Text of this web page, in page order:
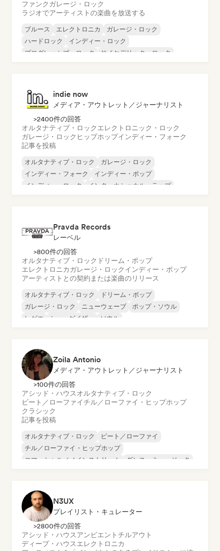
ファンクガレージ・ロック
ラジオでアーティストの楽曲を放送する
ブルース エレクトロニカ
ガレージ・ロック
ハードロック
インディー・ロック
プログレッシブ・ロック
サイケデリック・ロック
indie now
メディア・アウトレット／ジャーナリスト
>2400件の回答
オルタナティブ・ロックエレクトロニック・ロック
ガレージ・ロック ヒップホップインディー・フォーク
記事を投稿
オルタナティブ・ロック
ガレージ・ロック
インディー・フォーク
インディー・ポップ
インディー・ロック
インターナショナル・ラップ
Pravda Records
レーベル
>800件の回答
オルタナティブ・ロック ドリーム・ポップ
エレクトロニカガレージ・ロックインディー・ポップ
アーティストとの契約または楽曲のリリース
オルタナティブ・ロック
ドリーム・ポップ
ガレージ・ロック
ニューウェーブ
ポップ・ソウル
レゲエ
シューゲイザー ソウル
Zoila Antonio
メディア・アウトレット／ジャーナリスト
>100件の回答
アシッド・ハウスオルタナティブ・ロック
ビート／ローファイチル／ローファイ・ヒップホップ
クラシック
記事を投稿
オルタナティブ・ロック
ビート／ローファイ
チル／ローファイ・ヒップホップ
コマーシャル／メインストリーム
ダンス・ミュージック
N3UX
プレイリスト・キュレーター
>2800件の回答
アシッド・ハウスアンビエント チルアウト
ディープ・ハウスエレクトロニカ